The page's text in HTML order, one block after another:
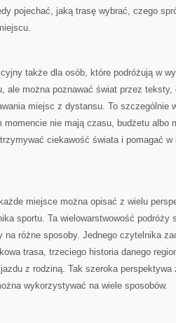
pojechać, jaką trasę wybrać, czego
także dla osób, które podróżują w
ale można poznawać świat przez
miejsc z dystansu. To szczególnie
momencie nie mają czasu, budżetu albo
ciekawość świata i pomagać w
miejsce można opisać z wielu
sportu. Ta wielowarstwowość podróży
na różne sposoby. Jednego czytelnika
trasa, trzeciego historia danego
z rodziną. Tak szeroka
wykorzystywać na wiele sposobów.